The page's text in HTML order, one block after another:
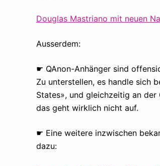
Douglas Mastriano mit neuen
Ausserdem:
☛ QAnon-Anhänger sind
Zu unterstellen, es handle sich
States», und gleichzeitig an
das geht wirklich nicht auf.
☛ Eine weitere inzwischen
dazu: